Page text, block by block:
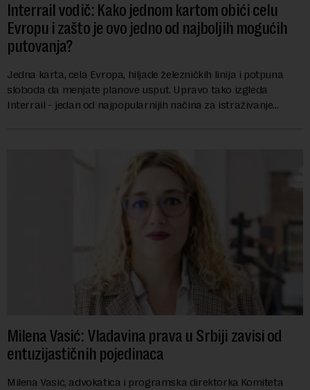
Interrail vodič: Kako jednom kartom obići celu
Evropu i zašto je ovo jedno od najboljih mogućih
putovanja?
Jedna karta, cela Evropa, hiljade železničkih linija i potpuna
sloboda da menjate planove usput. Upravo tako izgleda
Interrail - jedan od najpopularnijih načina za istraživanje
Milena Vasić: Vladavina prava u Srbiji zavisi od
entuzijastičnih pojedinaca
Milena Vasić, advokatica i programska direktorka Komiteta